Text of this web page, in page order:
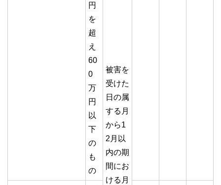
被害を
受けた
日の属
する月
から1
2月以
内の期
間にお
ける月
円
を
超
え
60
0
万
円
以
下
の
も
の